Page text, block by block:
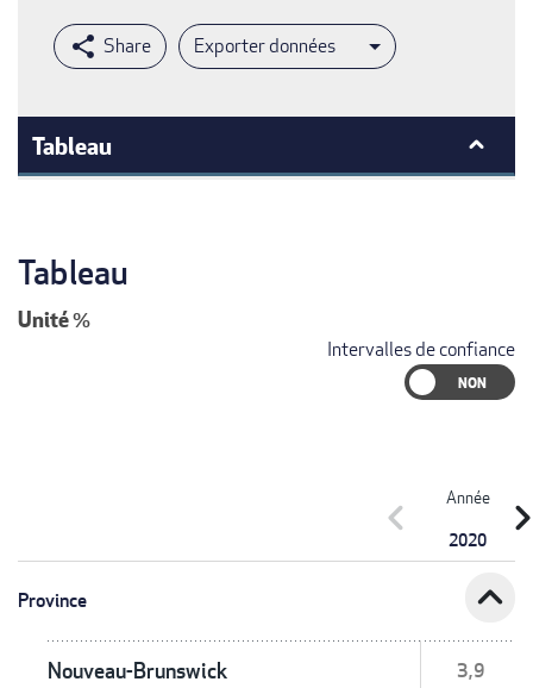
Exporter données
Tableau
Tableau
Unité%
Intervalles de confiance
Année
2020
chevron_left
Province expand_less
Nouveau-Brunswick 3,9